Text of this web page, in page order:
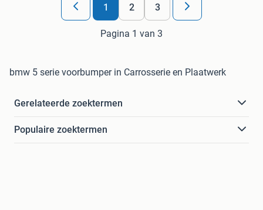
1 2 3
Pagina 1 van 3
bmw 5 serie voorbumper in Carrosserie en Plaatwerk
Gerelateerde zoektermen
Populaire zoektermen